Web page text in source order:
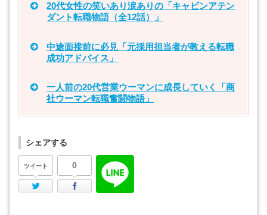
20代女性の笑いあり涙ありの「キャビンアテン
ダント転職物語（全12話）」
中途面接前に必見「元採用担当者が教える転職
成功アドバイス」
一人前の20代営業ウーマンに成長していく「商
社ウーマン転職奮闘物語」
シェアする
ツイート
Twitter
0
Facebook